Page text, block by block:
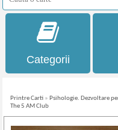
Categorii
Printre Carti » Psihologie. Dezvoltare
The 5 AM Club